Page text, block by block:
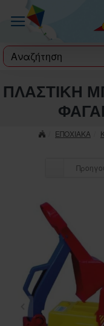
label
ΕΠΟΧΙΑΚΑ
ΠΛΑΣΤΙΚΗ